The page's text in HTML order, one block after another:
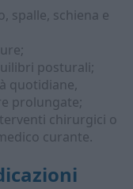
spalle, schiena e
posturali;
quotidiane,
prolungate;
chirurgici o
curante.